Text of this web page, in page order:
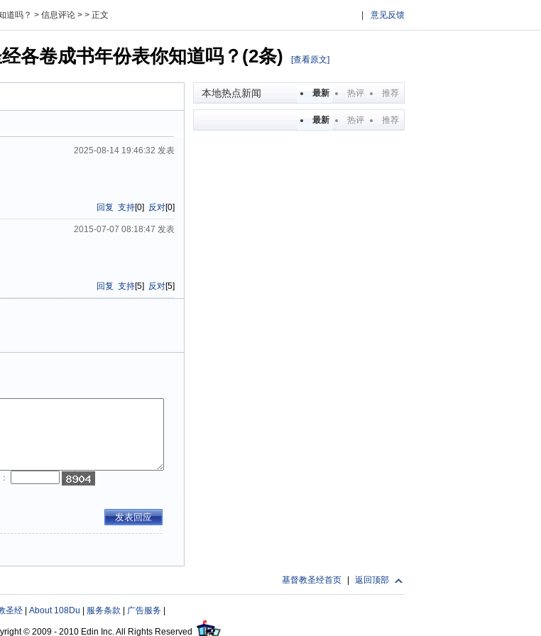
道吗？ > 信息评论 > > 正文 意见反馈
各卷成书年份表你知道吗？(2条) [查看原文]
2025-08-14 19:46:32 发表
回复 支持[0] 反对[0]
2015-07-07 08:18:47 发表
回复 支持[5] 反对[5]
本地热点新闻 最新 热评 推荐
最新 热评 推荐
返回顶部
基督教圣经首页
圣经 About 108Du 服务条款 广告服务
© 2009 - 2010 Edin Inc. All Rights Reserved